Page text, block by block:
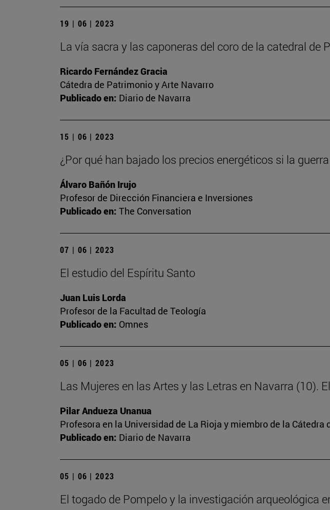
19 | 06 | 2023
La vía sacra y las caponeras del coro de la catedral de
Ricardo Fernández Gracia
Cátedra de Patrimonio y Arte Navarro
Publicado en: Diario de Navarra
15 | 06 | 2023
¿Por qué han bajado los precios energéticos si la
Álvaro Bañón Irujo
Profesor de Dirección Financiera e Inversiones
Publicado en: The Conversation
07 | 06 | 2023
El estudio del Espíritu Santo
Juan Luis Lorda
Profesor de la Facultad de Teología
Publicado en: Omnes
05 | 06 | 2023
Las Mujeres en las Artes y las Letras en Navarra (10).
Pilar Andueza Unanua
Profesora en la Universidad de La Rioja y miembro de la
Publicado en: Diario de Navarra
05 | 06 | 2023
El togado de Pompelo y la investigación arqueológica